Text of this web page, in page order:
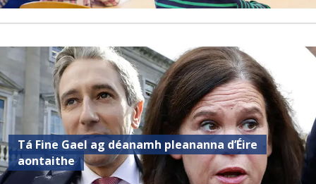
Tá Fine Gael ag déanamh pleananna d’Éire
aontaithe